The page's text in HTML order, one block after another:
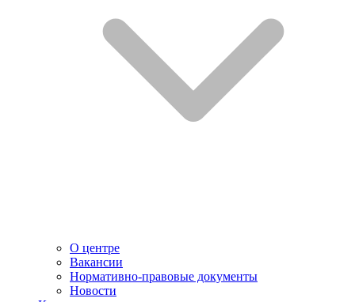
О центре
Вакансии
Нормативно-правовые документы
Новости